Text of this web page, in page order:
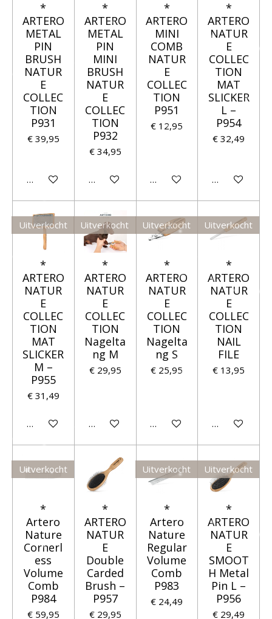
*
ARTERO
METAL
PIN
BRUSH
NATUR
E
COLLEC
TION
P931
€ 39,95
Houd mij op de hoogte
*
ARTERO
METAL
PIN
MINI
BRUSH
NATUR
E
COLLEC
TION
P932
€ 34,95
Houd mij op de hoogte
*
ARTERO
MINI
COMB
NATUR
E
COLLEC
TION
P951
€ 12,95
Houd mij op de hoogte
*
ARTERO
NATUR
E
COLLEC
TION
MAT
SLICKER
L –
P954
€ 32,49
Houd mij op
Uitverkocht
*
ARTERO
NATUR
E
COLLEC
TION
MAT
SLICKER
M –
P955
€ 31,49
Houd mij op de hoogte
Uitverkocht
*
ARTERO
NATUR
E
COLLEC
TION
Nagelta
ng M
€ 29,95
Houd mij op de hoogte
Uitverkocht
*
ARTERO
NATUR
E
COLLEC
TION
Nagelta
ng S
€ 25,95
Houd mij op de hoogte
Uitverkocht
*
ARTERO
NATUR
E
COLLEC
TION
NAIL
FILE
€ 13,95
Houd mij op
Uitverkocht
*
Artero
Nature
Cornerl
ess
Volume
Comb
P984
€ 59,95
*
ARTERO
NATUR
E
Double
Carded
Brush –
P957
€ 29,95
Uitverkocht
*
Artero
Nature
Regular
Volume
Comb
P983
€ 24,49
Uitverkocht
*
ARTERO
NATUR
E
SMOOT
H Metal
Pin L –
P956
€ 29,49